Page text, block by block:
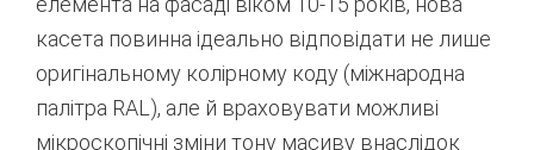
касета повинна ідеально відповідати не лише
оригінальному колірному коду (міжнародна
палітра RAL), але й враховувати можливі
мікроскопічні зміни тону масиву внаслідок